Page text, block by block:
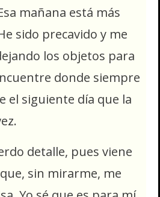
mañana está más
sido precavido y me
los objetos para
donde siempre
el siguiente día que la
detalle, pues viene
sin mirarme, me